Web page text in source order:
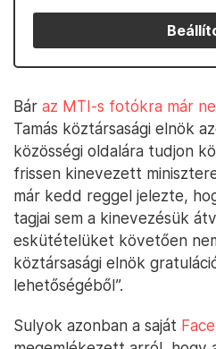
Bár az MTI-s fotókra már
Tamás köztársasági elnök
közösségi oldalára tudjon
frissen kinevezett
már kedd reggel jelezte,
tagjai sem a kinevezésük
eskütételüket követően
köztársasági elnök
lehetőségéből”.
Sulyok azonban a saját